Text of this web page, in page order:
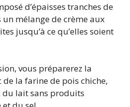
d’épaisses tranches de
mélange de crème aux
jusqu’à ce qu’elles soient
vous préparerez la
de la farine de pois chiche,
du lait sans produits